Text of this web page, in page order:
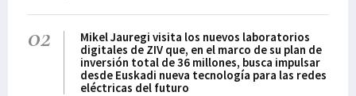
02
Mikel Jauregi visita los nuevos laboratorios
digitales de ZIV que, en el marco de su plan de
inversión total de 36 millones, busca impulsar
desde Euskadi nueva tecnología para las redes
eléctricas del futuro